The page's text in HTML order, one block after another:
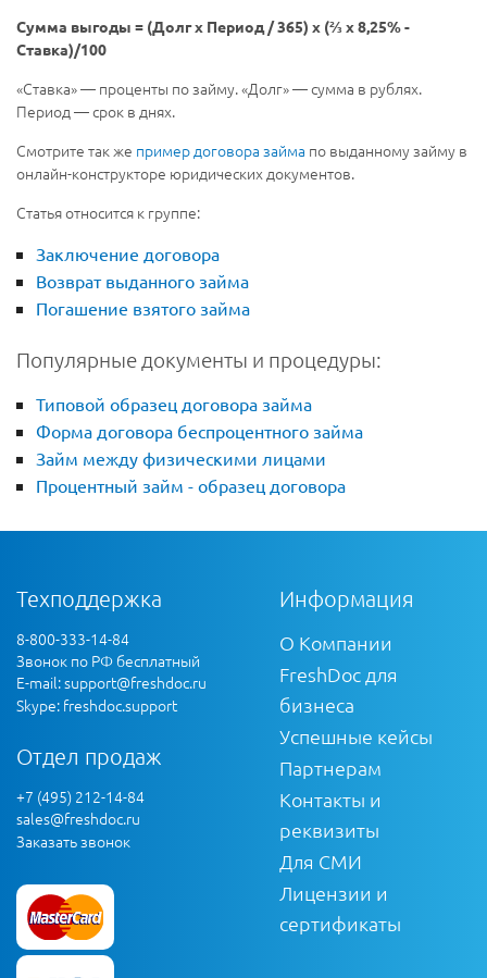
Сумма выгоды = (Долг x Период / 365) x (⅔ x 8,25% -
Ставка)/100
«Ставка» — проценты по займу. «Долг» — сумма в рублях.
Период — срок в днях.
Смотрите так же пример договора займа по выданному займу в
онлайн-конструкторе юридических документов.
Статья относится к группе:
Заключение договора
Возврат выданного займа
Погашение взятого займа
Популярные документы и процедуры:
Типовой образец договора займа
Форма договора беспроцентного займа
Займ между физическими лицами
Процентный займ - образец договора
Техподдержка
8-800-333-14-84
Звонок по РФ бесплатный
E-mail:support@freshdoc.ru
Skype: freshdoc.support
Отдел продаж
+7 (495) 212-14-84
sales@freshdoc.ru
Заказать звонок
Информация
О Компании
FreshDoc для
бизнеса
Успешные кейсы
Партнерам
Контакты и
реквизиты
Для СМИ
Лицензии и
сертификаты